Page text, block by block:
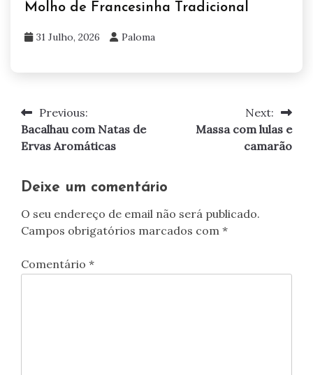
Molho de Francesinha Tradicional
31 Julho, 2026 Paloma
Navegação
de
Previous:
Bacalhau com Natas de
Ervas Aromáticas
Next:
Massa com lulas e
camarão
Deixe um comentário
O seu endereço de email não será publicado.
Campos obrigatórios marcados com *
Comentário *